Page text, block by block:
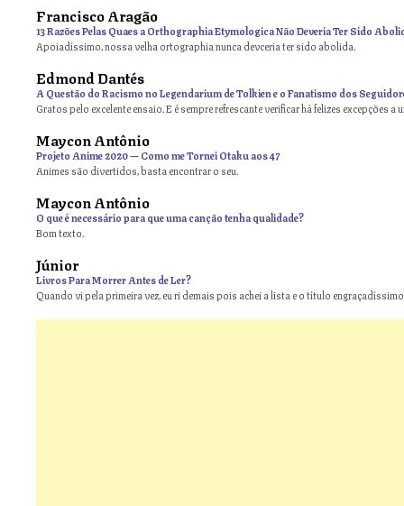
Francisco Aragão
13 Razões Pelas Quaes a Orthographia Etymologica Não Deveria Ter Sido
Apoiadíssimo, nossa velha ortographia nunca devceria ter sido abolida.
Edmond Dantés
A Questão do Racismo no Legendarium de Tolkien e o Fanatismo dos
Gratos pelo excelente ensaio. E é sempre refrescante verificar há felizes excepções a
Maycon Antônio
Projeto Anime 2020 — Como me Tornei Otaku aos 47
Animes são divertidos, basta encontrar o seu.
Maycon Antônio
O que é necessário para que uma canção tenha qualidade?
Bom texto.
Júnior
Livros Para Morrer Antes de Ler?
Quando vi pela primeira vez, eu ri demais pois achei a lista e o título